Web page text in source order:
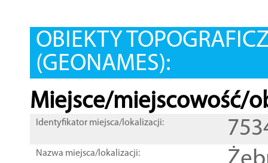
OBIEKTY
(GEONAMES):
Miejsce/miejscowość/
Identyfikator miejsca/lokalizacji:
Nazwa miejsca/lokalizacji: